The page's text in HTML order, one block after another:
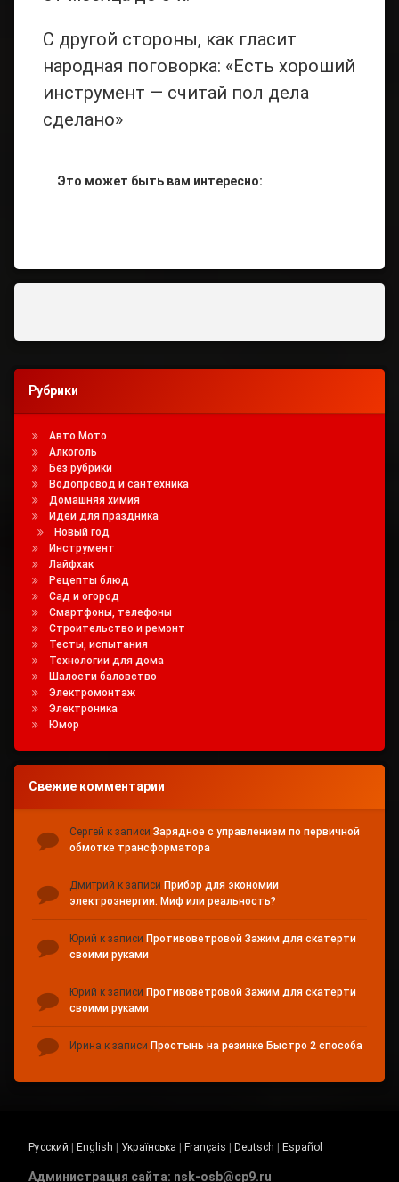
С другой стороны, как гласит
народная поговорка: «Есть хороший
инструмент — считай пол дела
сделано»
Это может быть вам интересно:
Инструмент
Для
Инструмент
Набор
Электрика
Рубрики
Авто Мото
Алкоголь
Без рубрики
Водопровод и сантехника
Домашняя химия
Идеи для праздника
Новый год
Инструмент
Лайфхак
Рецепты блюд
Сад и огород
Смартфоны, телефоны
Строительство и ремонт
Тесты, испытания
Технологии для дома
Шалости баловство
Электромонтаж
Электроника
Юмор
Свежие комментарии
Сергей к записи Зарядное с управлением по первичной
обмотке трансформатора
Дмитрий к записи Прибор для экономии
электроэнергии. Миф или реальность?
Юрий к записи Противоветровой Зажим для скатерти
своими руками
Юрий к записи Противоветровой Зажим для скатерти
своими руками
Ирина к записи Простынь на резинке Быстро 2 способа
Русский English Українська Français Deutsch Español
Администрация сайта: nsk-osb@cp9.ru